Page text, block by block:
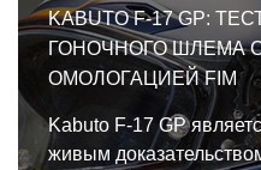
KABUTO F-17 GP:
ГОНОЧНОГО ШЛЕМА
ОМОЛОГАЦИЕЙ FIM
Kabuto F-17 GP
живым